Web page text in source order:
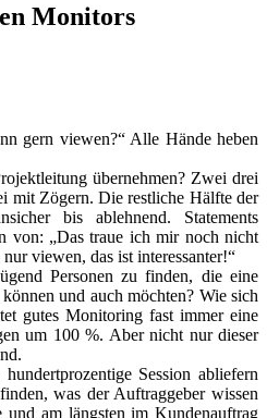
Monitors
gern viewen?“ Alle Hände heben
übernehmen? Zwei drei
mit Zögern. Die restliche Hälfte der
bis ablehnend. Statements
von: „Das traue ich mir noch nicht
viewen, das ist interessanter!“
Personen zu finden, die eine
und auch möchten? Wie sich
gutes Monitoring fast immer eine
um 100 %. Aber nicht nur dieser
Session abliefern
was der Auftraggeber wissen
am längsten im Kundenauftrag